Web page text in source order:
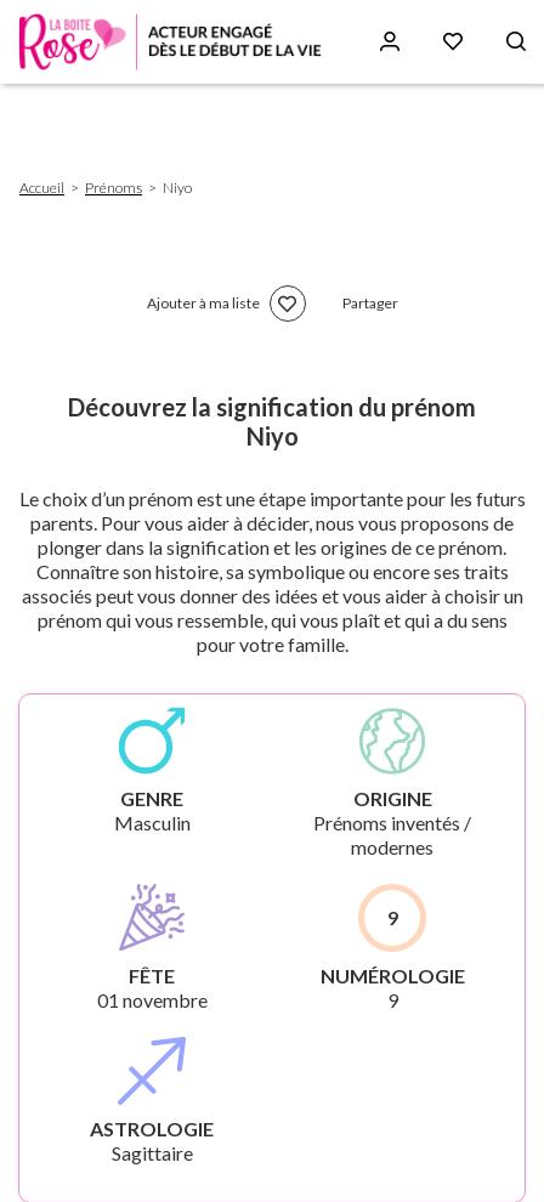
d'Ariane
Accueil Prénoms Niyo
Ajouter à ma liste Partager
Découvrez la signification du prénom
Niyo
Le choix d’un prénom est une étape importante pour les futurs
parents. Pour vous aider à décider, nous vous proposons de
plonger dans la signification et les origines de ce prénom.
Connaître son histoire, sa symbolique ou encore ses traits
associés peut vous donner des idées et vous aider à choisir un
prénom qui vous ressemble, qui vous plaît et qui a du sens
pour votre famille.
GENRE
Masculin
ORIGINE
Prénoms inventés /
modernes
FÊTE
01 novembre
9
NUMÉROLOGIE
9
ASTROLOGIE
Sagittaire